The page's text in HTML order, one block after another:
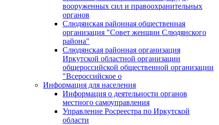
вооруженных сил и правоохранительных
органов
Слюдянская районная общественная
организация "Совет женщин Слюдянского
района"
Слюдянская районная организация
Иркутской областной организации
общероссийской общественной организации
"Всероссийское о
Информация для населения
Информация о деятельности органов
местного самоуправления
Управление Росреестра по Иркутской
области